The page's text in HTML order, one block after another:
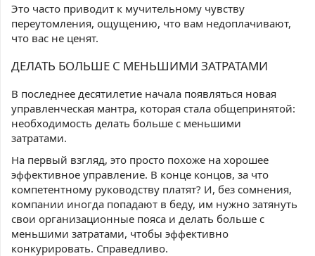
Это часто приводит к мучительному чувству
переутомления, ощущению, что вам недоплачивают,
что вас не ценят.
ДЕЛАТЬ БОЛЬШЕ С МЕНЬШИМИ ЗАТРАТАМИ
В последнее десятилетие начала появляться новая
управленческая мантра, которая стала общепринятой:
необходимость делать больше с меньшими
затратами.
На первый взгляд, это просто похоже на хорошее
эффективное управление. В конце концов, за что
компетентному руководству платят? И, без сомнения,
компании иногда попадают в беду, им нужно затянуть
свои организационные пояса и делать больше с
меньшими затратами, чтобы эффективно
конкурировать. Справедливо.